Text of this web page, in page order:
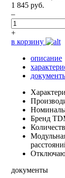
1 845 руб.
–
+
в корзину
описание
Бренд
документы